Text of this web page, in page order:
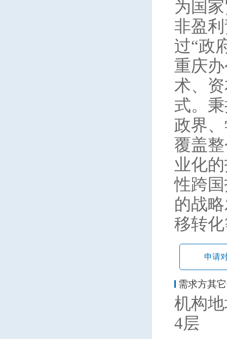
为国
非盈
过“政
重庆
术、
式。
政界
覆盖
业化
性跨
的战
移转
申请
需求方其
机构
4层